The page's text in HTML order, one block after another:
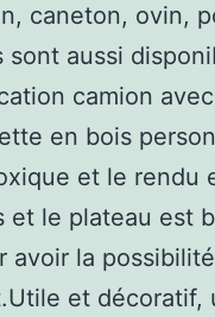
caneton, ovin,
sont aussi
camion
en bois
et le rendu
et le plateau est
avoir la
et décoratif,